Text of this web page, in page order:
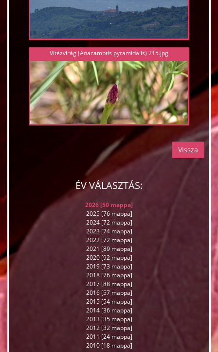
Vitézvirág (Anacamptis pyramidalis) 215.jpg
Vissza
ÉV VÁLASZTÁS:
2026 [50 mappa]
2025 [76 mappa]
2024 [72 mappa]
2023 [74 mappa]
2022 [72 mappa]
2021 [89 mappa]
2020 [92 mappa]
2019 [73 mappa]
2018 [76 mappa]
2017 [88 mappa]
2016 [57 mappa]
2015 [54 mappa]
2014 [36 mappa]
2013 [35 mappa]
2012 [32 mappa]
2011 [24 mappa]
2010 [18 mappa]